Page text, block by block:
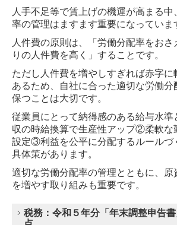
事務所案内
スタッフ紹介
相続・事業承継
過去開催セミナー
事務所通信
リンク
人手不足等で賃上げの機運が高まる
率の管理はますます重要になっていま
人件費の原則は、「労働分配率をおさ
りの人件費を高く」することです。
ただし人件費を増やしすぎれば赤字に
あるため、自社に合った適切な労働分
保つことは大切です。
従業員にとって納得感のある給与水
収の時給換算で生産性アップ②柔軟な
設定③利益を公平に分配するルール
具体策があります。
適切な労働分配率の管理とともに、原
を増やす取り組みも重要です。
税務：令和５年分「年末調整申告